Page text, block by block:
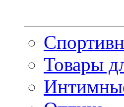
Товары